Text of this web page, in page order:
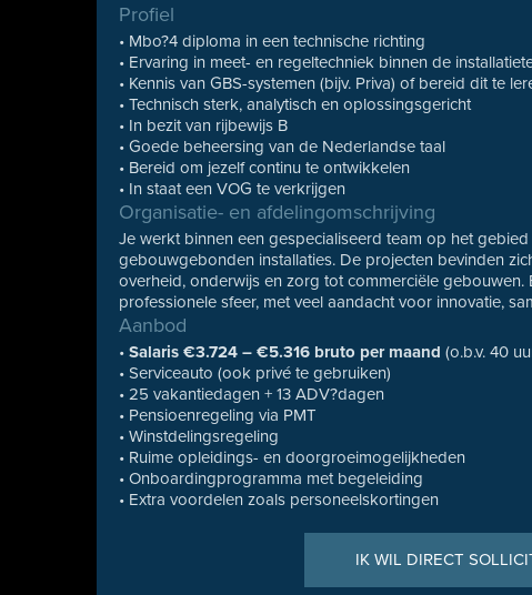
Profiel
• Mbo?4 diploma in een technische richting
• Ervaring in meet- en regeltechniek binnen de
• Kennis van GBS-systemen (bijv. Priva) of bereid dit te
• Technisch sterk, analytisch en oplossingsgericht
• In bezit van rijbewijs B
• Goede beheersing van de Nederlandse taal
• Bereid om jezelf continu te ontwikkelen
• In staat een VOG te verkrijgen
Organisatie- en afdelingomschrijving
Je werkt binnen een gespecialiseerd team op het
gebouwgebonden installaties. De projecten bevinden
overheid, onderwijs en zorg tot commerciële gebouwen.
professionele sfeer, met veel aandacht voor innovatie,
Aanbod
•Salaris €3.724 – €5.316 bruto per maand (o.b.v. 40
• Serviceauto (ook privé te gebruiken)
• 25 vakantiedagen + 13 ADV?dagen
• Pensioenregeling via PMT
• Winstdelingsregeling
• Ruime opleidings- en doorgroeimogelijkheden
• Onboardingprogramma met begeleiding
• Extra voordelen zoals personeelskortingen
IK WIL DIRECT